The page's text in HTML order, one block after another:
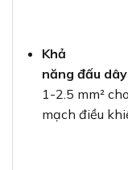
Khả
năng đấu
1-2.5 mm² cho
mạch điều